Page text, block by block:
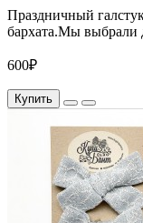
Праздничный
бархата.Мы выбрали
600₽
Купить